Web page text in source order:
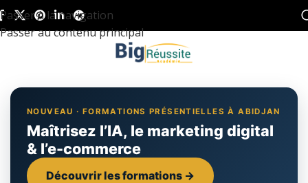
Passer à la navigation
Passer au contenu principal
NOUVEAU · FORMATIONS PRÉSENTIELLES À ABIDJAN
Maîtrisez l’IA, le marketing digital
& l’e-commerce
Découvrir les formations →